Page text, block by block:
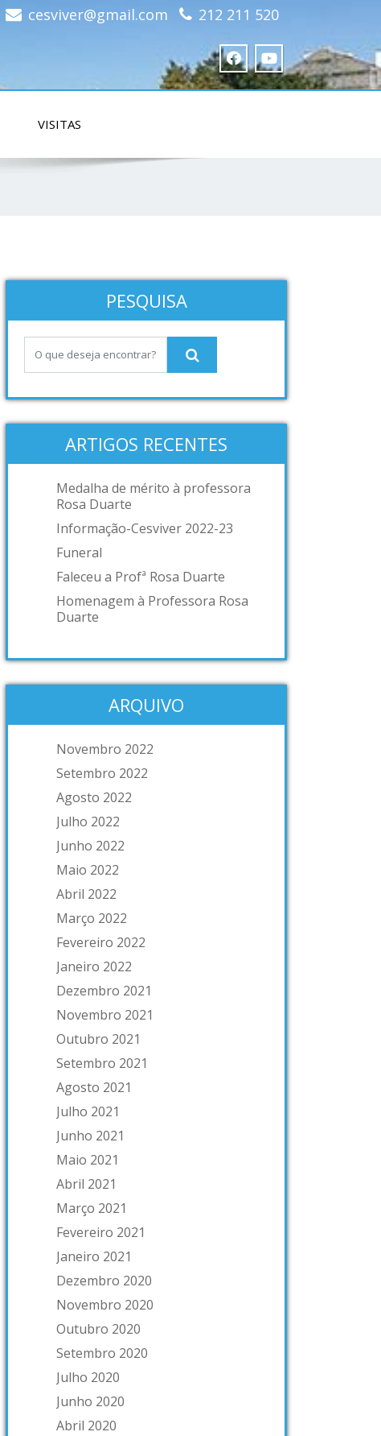
cesviver@gmail.com 212 211 520
VISITAS
PESQUISA
ARTIGOS RECENTES
Medalha de mérito à professora
Rosa Duarte
Informação-Cesviver 2022-23
Funeral
Faleceu a Profª Rosa Duarte
Homenagem à Professora Rosa
Duarte
ARQUIVO
Novembro 2022
Setembro 2022
Agosto 2022
Julho 2022
Junho 2022
Maio 2022
Abril 2022
Março 2022
Fevereiro 2022
Janeiro 2022
Dezembro 2021
Novembro 2021
Outubro 2021
Setembro 2021
Agosto 2021
Julho 2021
Junho 2021
Maio 2021
Abril 2021
Março 2021
Fevereiro 2021
Janeiro 2021
Dezembro 2020
Novembro 2020
Outubro 2020
Setembro 2020
Julho 2020
Junho 2020
Abril 2020